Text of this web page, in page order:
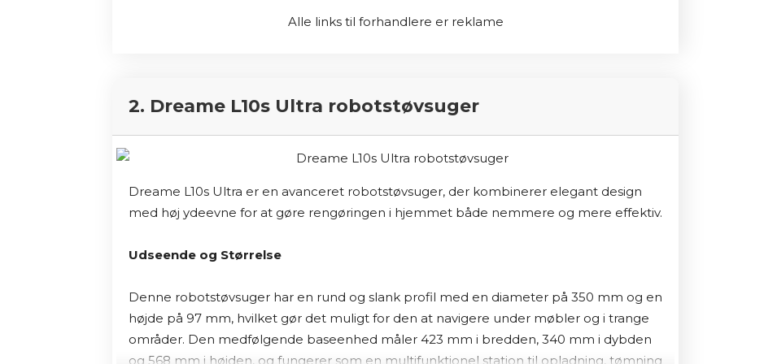
Base® Automatisk Smudsudsugning, som gør, at støvsugeren selv tømmer sin
Intelligent og personlig rengøringsassistent
såsom at øge rengøringsfrekvensen i pollensæsonen eller under kæledyrs
fældningsperioder. Du kan også indstille den til automatisk at starte rengøringen, når
du forlader hjemmet, og stoppe, når du vender tilbage, hvilket sikrer, at du altid
Med Dual Multi-Surface gummibørster, der forhindrer sammenfiltring af hår, og evnen
til at undgå kæledyrsafføring, er Roomba j7 det perfekte valg for hjem med kæledyr.
iRobot tilbyder endda Pet Owner Official Promise (P.O.O.P.): Hvis Roomba j7 ikke
Alle links til forhandlere er reklame
2. Dreame L10s Ultra robotstøvsuger
Dreame L10s Ultra er en avanceret robotstøvsuger, der kombinerer elegant design
med høj ydeevne for at gøre rengøringen i hjemmet både nemmere og mere effektiv.
Udseende og Størrelse
Denne robotstøvsuger har en rund og slank profil med en diameter på 350 mm og en
højde på 97 mm, hvilket gør det muligt for den at navigere under møbler og i trange
områder. Den medfølgende baseenhed måler 423 mm i bredden, 340 mm i dybden
og 568 mm i højden, og fungerer som en multifunktionel station til opladning, tømning